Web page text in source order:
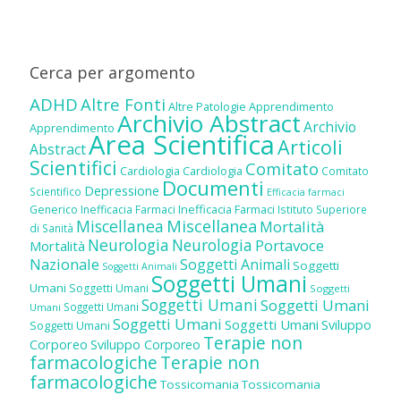
Cerca per argomento
ADHDAltre Fonti Altre Patologie Apprendimento
Apprendimento Archivio AbstractArchivio
AbstractArea ScientificaArticoli
Scientifici Cardiologia Cardiologia Comitato Comitato
Scientifico Depressione Documenti Efficacia farmaci
Generico Inefficacia Farmaci Inefficacia Farmaci Istituto Superiore
di Sanità Miscellanea Miscellanea Mortalità
Mortalità Neurologia Neurologia Portavoce
Nazionale Soggetti Animali Soggetti Animali Soggetti
Umani Soggetti Umani Soggetti Umani Soggetti
Umani Soggetti Umani Soggetti UmaniSoggetti Umani
Soggetti Umani Soggetti Umani Soggetti Umani Sviluppo
Corporeo Sviluppo Corporeo Terapie non
farmacologicheTerapie non
farmacologiche Tossicomania Tossicomania